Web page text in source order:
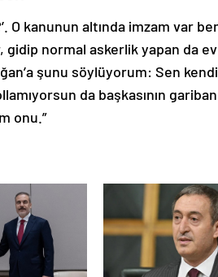
O kanunun altında imzam var
normal askerlik yapan da
şunu söylüyorum: Sen
da başkasının
onu.”